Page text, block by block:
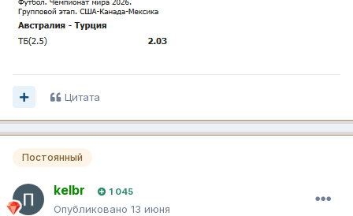
Цитата
Постоянный
kelbr 1 045
Опубликовано 13 июня